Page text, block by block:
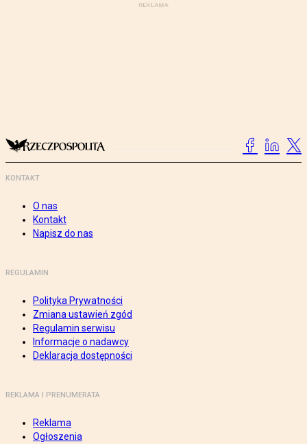
KONTAKT
O nas
Kontakt
Napisz do nas
REGULAMIN
Polityka Prywatności
Zmiana ustawień zgód
Regulamin serwisu
Informacje o nadawcy
Deklaracja dostępności
REKLAMA I PRENUMERATA
Reklama
Ogłoszenia